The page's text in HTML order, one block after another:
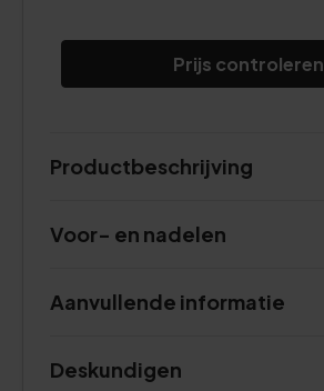
Prijs controleren
Productbeschrijving
Voor- en nadelen
Aanvullende informatie
Deskundigen